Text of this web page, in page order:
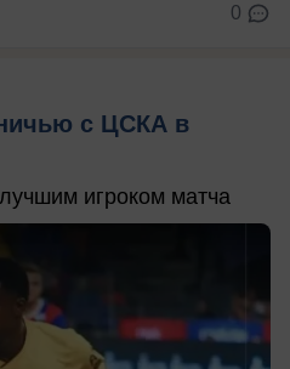
0
с ЦСКА в
игроком матча